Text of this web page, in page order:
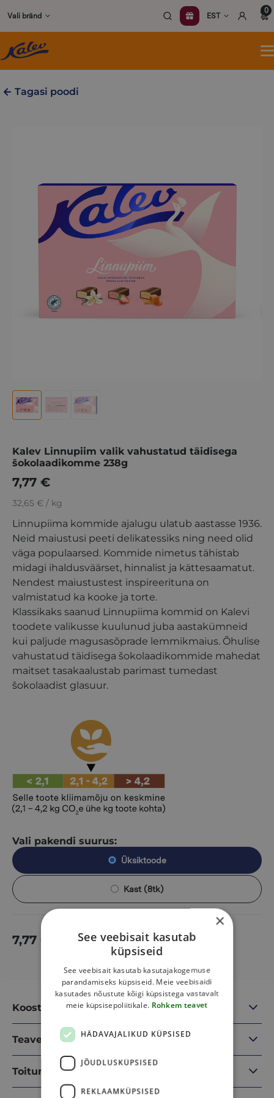
content
Vali bränd EST
0
Tagasi poodi
32,65 € / kg
Linnupiima kommide ajalugu ulatub aastasse 1936.
Neid maiustusi peeti delikatessiks ning need olid
väga populaarsed. Kommide nimetus tähistab
midagi ihaldusväärset, hinnalist ja kättesaamatut.
Nendest maiustustest inspireerituna on
valmistatud ka kooke ja torte.
Klassikaks saanud Linnupiima kommid on Kalevi
toodete valikusse kuulunud juba aastakümneid
kui paljude magusasõprade lemmikmaius. Õhulise
vahustatud täidisega šokolaadikommide mahedat
maitset tasakaalustab parimast tumedast
šokolaadist glasuur.
Vali pakendi suurus:
Üksiktoode
Kast (8tk)
Kalev Linnupiim valik vahustatud täidisega
šokolaadikomme 238g
7,77 €
7,77 € Lisa korvi
Koostisosad
Teave
Toitumisalane teave
×
See veebisait kasutab
küpsiseid
See veebisait kasutab kasutajakogemuse
parandamiseks küpsiseid. Meie veebisaidi
kasutades nõustute kõigi küpsistega vastavalt
meie küpsisepoliitikale. Rohkem teavet
HÄDAVAJALIKUD KÜPSISED
JÕUDLUSKÜPSISED
REKLAAMKÜPSISED